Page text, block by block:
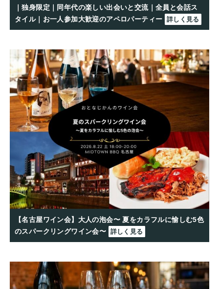
｜独身限定｜同年代の楽しい出会いと交流｜全員と会話ス
タイル｜お一人参加大歓迎のアペロパーティー 詳しく見る
【名古屋ワイン会】大人の泡会〜 夏をカラフルに愉しむ5色
のスパークリングワイン会〜 詳しく見る